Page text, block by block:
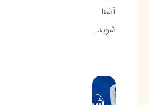
آشنا
شوید.